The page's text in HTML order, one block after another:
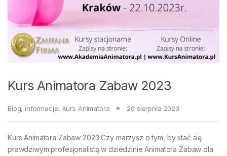
Kurs Animatora Zabaw 2023
Blog, Informacje, Kurs Animatora 20 sierpnia 2023
Kurs Animatora Zabaw 2023 Czy marzysz o tym, by stać się
prawdziwym profesjonalistą w dziedzinie Animatora Zabaw dla